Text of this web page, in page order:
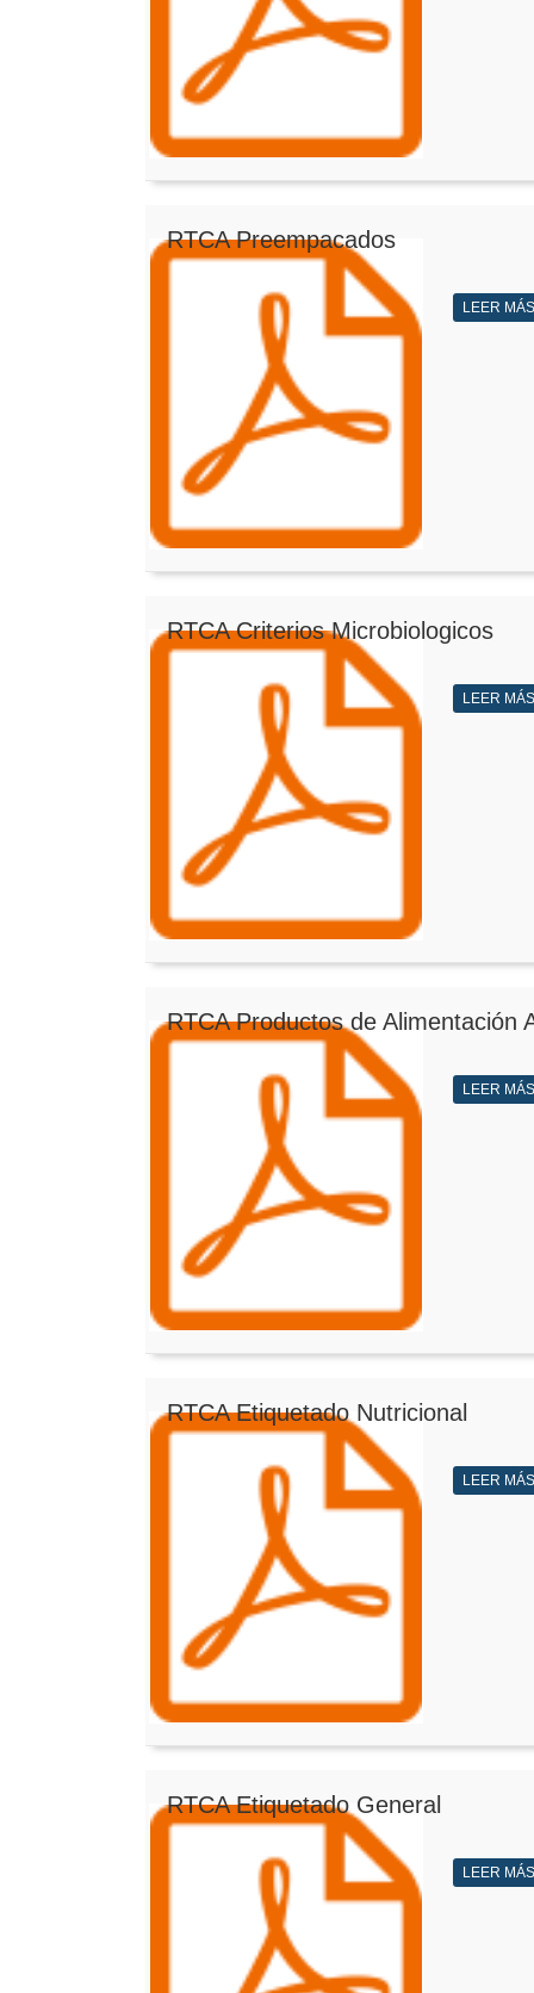
RTCA Preempacados
LEER MÁS
RTCA Criterios Microbiologicos
LEER MÁS
RTCA Productos de Alimentación
LEER MÁS
RTCA Etiquetado Nutricional
LEER MÁS
RTCA Etiquetado General
LEER MÁS